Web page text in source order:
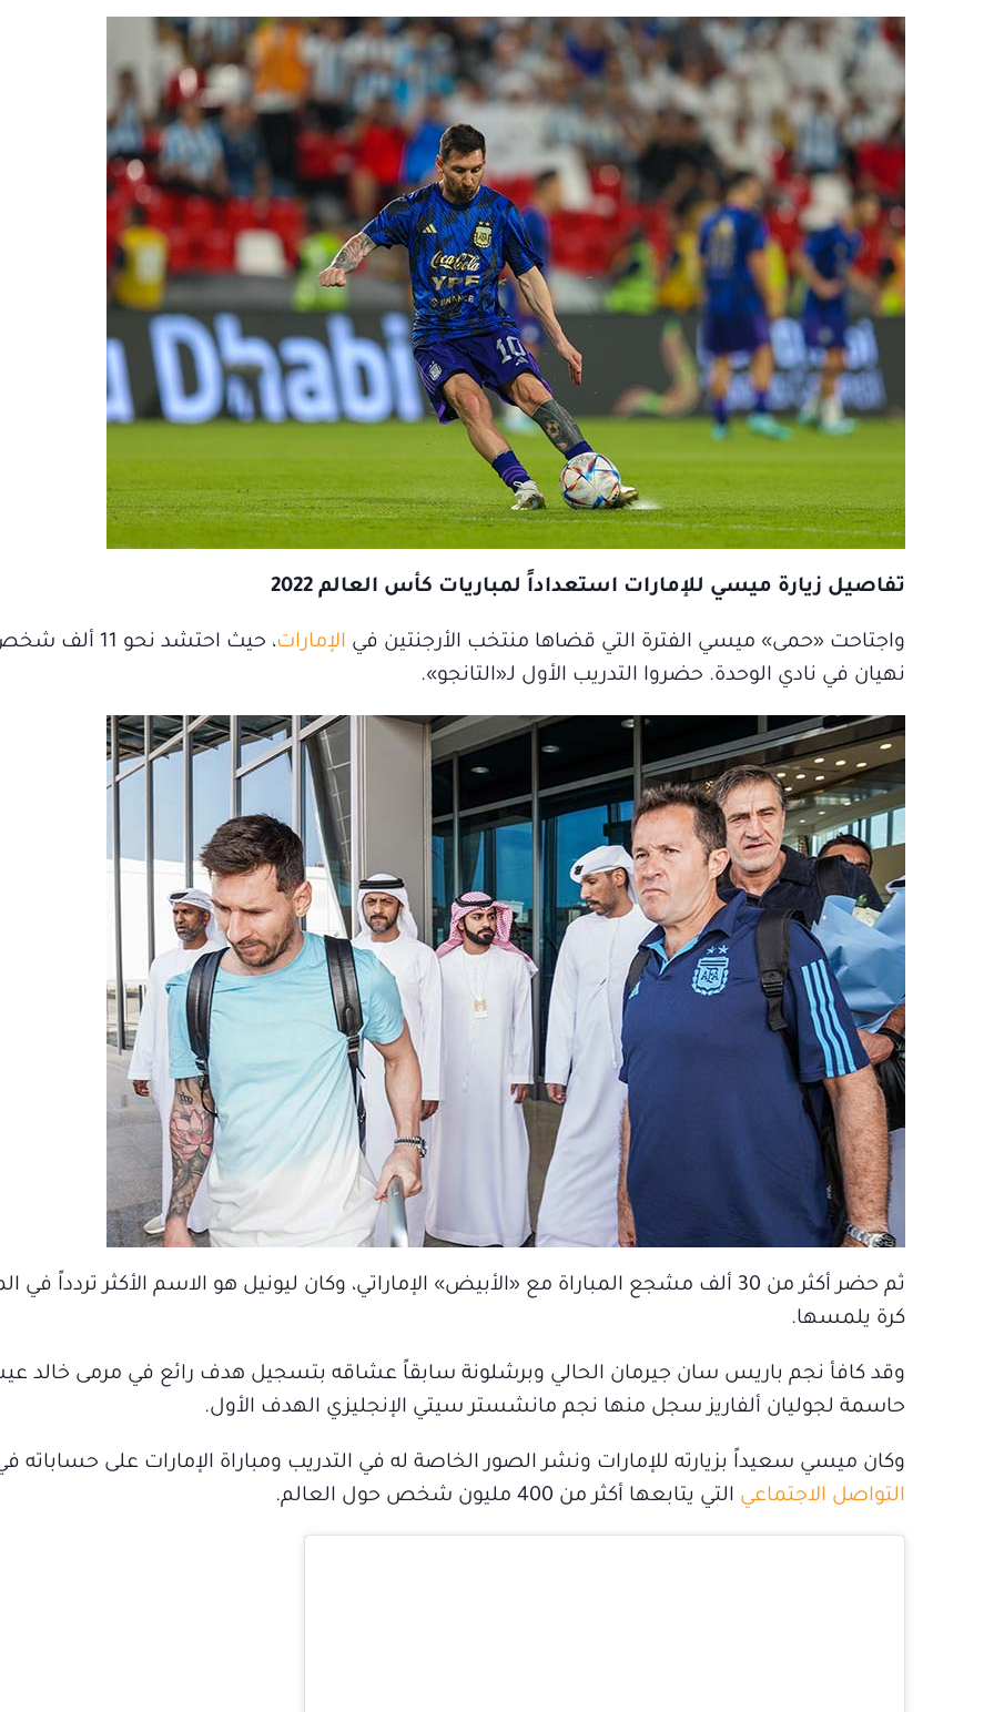
تفاصيل زيارة ميسي للإمارات استعداداً لمباريات كأس العالم 2022
واجتاحت «حمى» ميسي الفترة التي قضاها منتخب الأرجنتين في الإمارات
، حيث احتشد
نهيان في نادي الوحدة. حضروا التدريب الأول لـ«التانجو».
ثم حضر أكثر من 30 ألف مشجع المباراة مع «الأبيض» الإماراتي، وكان ليونيل هو الاسم الأكثر تردداً
كرة يلمسها.
وقد كافأ نجم باريس سان جيرمان الحالي وبرشلونة سابقاً عشاقه بتسجيل هدف رائع في مرمى خالد
حاسمة لجوليان ألفاريز سجل منها نجم مانشستر سيتي الإنجليزي الهدف الأول.
وكان ميسي سعيداً بزيارته للإمارات ونشر الصور الخاصة له في التدريب ومباراة الإمارات على حساباته
التواصل الاجتماعي التي يتابعها أكثر من 400 مليون شخص حول العالم.